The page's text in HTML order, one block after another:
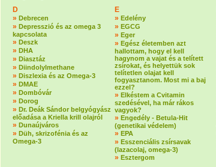
D
» Debrecen
» Depresszió és az omega 3
kapcsolata
» Deszk
» DHA
» Diasztáz
» Diindolylmethane
» Diszlexia és az Omega-3
» DMAE
» Dombóvár
» Dorog
» Dr. Deák Sándor belgyógyász
előadása a Kriella krill olajról
» Dunaújváros
» Düh, skrizofénia és az
Omega-3
E
» Edelény
» EGCG
» Eger
» Egész életemben azt
hallottam, hogy el kell
hagynom a vajat és a telített
zsírokat, és helyettük sok
telítetlen olajat kell
fogyasztanom. Most mi a baj
ezzel?
» Elkéstem a Cvitamin
szedésével, ha már rákos
vagyok?
» Engedély - Betula-Hit
(genetikai védelem)
» EPA
» Esszenciális zsírsavak
(lazacolaj, omega-3)
» Esztergom